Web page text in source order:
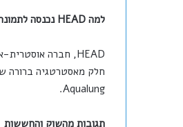
למה HEAD נכנסה לתמונה?
Aqualung.
תגובות מהשוק והחששות